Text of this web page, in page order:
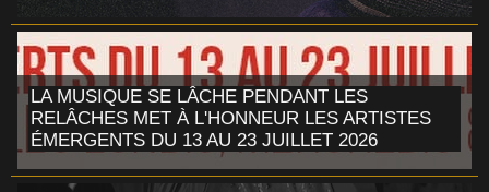
LA MUSIQUE SE LÂCHE PENDANT LES
RELÂCHES MET À L'HONNEUR LES ARTISTES
ÉMERGENTS DU 13 AU 23 JUILLET 2026